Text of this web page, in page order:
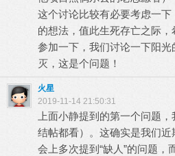
这个讨论比较有必要考虑一
的想法，值此生死存亡之际
参加一下，我们讨论一下阳
灭，这是个问题！
火星
2019-11-14 21:50:31
上面小静提到的第一个问题
结帖都看）。这确实是我们
会上多次提到“缺人”的问题，